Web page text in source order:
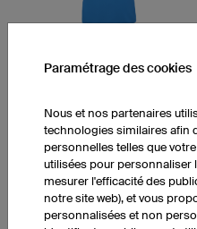
Pitch
Paramétrage des cookies
Nous et nos partenaires
technologies similaires afin
personnelles telles que
utilisées pour personnaliser
mesurer l'efficacité des
notre site web), et vous
personnalisées et non